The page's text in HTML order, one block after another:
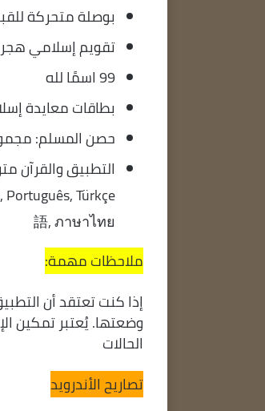
بوصلة متحركة
تقويم إسلامي
99 اسمًا لله
بطاقات معايدة
حصن المسلم:
語, ภาษาไทย
ملاحظات مهمة:
إذا كنت تعتقد أن
وضعتها. يُعتبر تمكين
الحالات
تصاريح الأندرويد